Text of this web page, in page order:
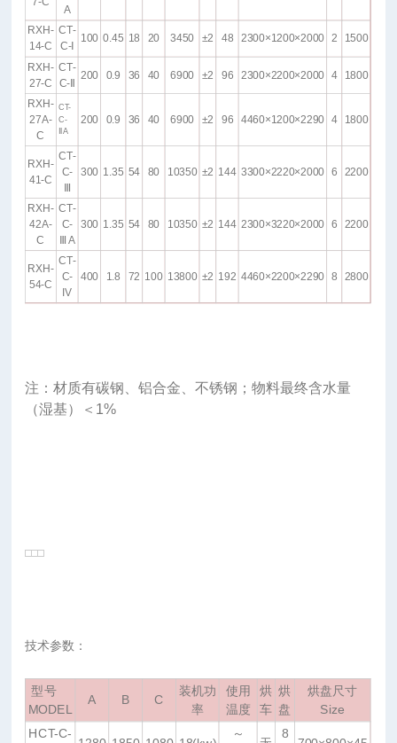
A
RXH-
14-C
CT-
C-Ⅰ
100 0.45 18 20 3450 ±2 48 2300×1200×2000 2 1500
RXH-
27-C
CT-
C-Ⅱ
200 0.9 36 40 6900 ±2 96 2300×2200×2000 4 1800
RXH-
27A-
C
CT-
C-
ⅡA
200 0.9 36 40 6900 ±2 96 4460×1200×2290 4 1800
RXH-
41-C
CT-
C-
300 1.35 54 80 10350 ±2 144 3300×2220×2000 6 2200
RXH-
42A-
C
CT-
C-
Ⅲ A
300 1.35 54 80 10350 ±2 144 2300×3220×2000 6 2200
RXH-
54-C
CT-
C-
IV
400 1.8 72 100 13800 ±2 192 4460×2200×2290 8 2800
注：材质有碳钢、铝合金、不锈钢；物料最终含水量
（湿基）＜1%
技术参数：
型号
MODEL
A B C
装机功
率
使用
温度
烘
车
烘
盘
烘盘尺寸
Size
HCT-C- ～ 8